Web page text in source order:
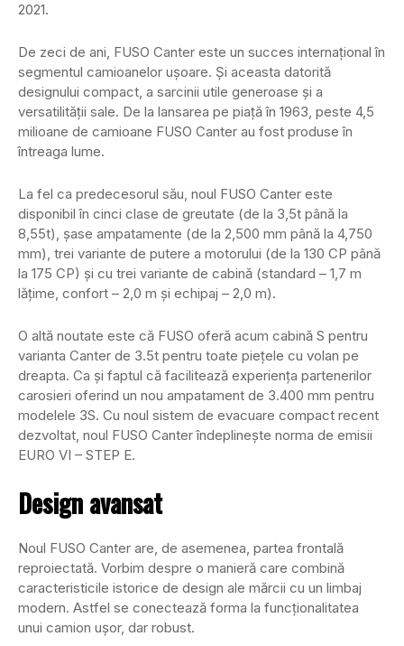
2021.
De zeci de ani, FUSO Canter este un succes internațional în
segmentul camioanelor ușoare. Și aceasta datorită
designului compact, a sarcinii utile generoase și a
versatilității sale. De la lansarea pe piață în 1963, peste 4,5
milioane de camioane FUSO Canter au fost produse în
întreaga lume.
La fel ca predecesorul său, noul FUSO Canter este
disponibil în cinci clase de greutate (de la 3,5t până la
8,55t), șase ampatamente (de la 2,500 mm până la 4,750
mm), trei variante de putere a motorului (de la 130 CP până
la 175 CP) și cu trei variante de cabină (standard – 1,7 m
lățime, confort – 2,0 m și echipaj – 2,0 m).
O altă noutate este că FUSO oferă acum cabină S pentru
varianta Canter de 3.5t pentru toate piețele cu volan pe
dreapta. Ca și faptul că facilitează experiența partenerilor
carosieri oferind un nou ampatament de 3.400 mm pentru
modelele 3S. Cu noul sistem de evacuare compact recent
dezvoltat, noul FUSO Canter îndeplinește norma de emisii
EURO VI – STEP E.
Design avansat
Noul FUSO Canter are, de asemenea, partea frontală
reproiectată. Vorbim despre o manieră care combină
caracteristicile istorice de design ale mărcii cu un limbaj
modern. Astfel se conectează forma la funcționalitatea
unui camion ușor, dar robust.